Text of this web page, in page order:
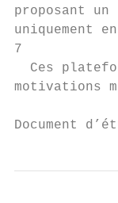
proposant
uniquement
7
Ces
motivations
Document